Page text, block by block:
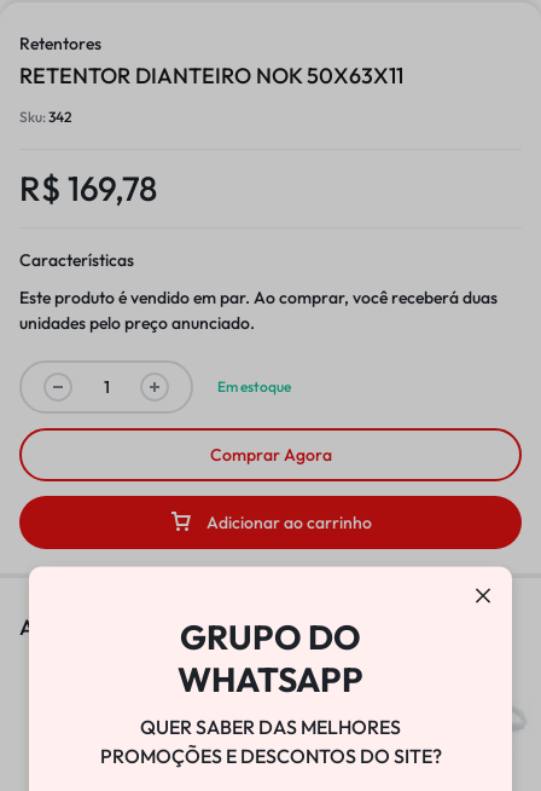
Retentores
RETENTOR DIANTEIRO NOK 50X63X11
Sku:342
R$ 169,78
Características
Este produto é vendido em par. Ao comprar, você receberá duas
unidades pelo preço anunciado.
Em estoque
Adicionar ao carrinho
Comprar Agora
As pessoas também viram
BOMBA DE VÁCUO
R$25.800,00
GRUPO DO
WHATSAPP
QUER SABER DAS MELHORES
PROMOÇÕES E DESCONTOS DO SITE?